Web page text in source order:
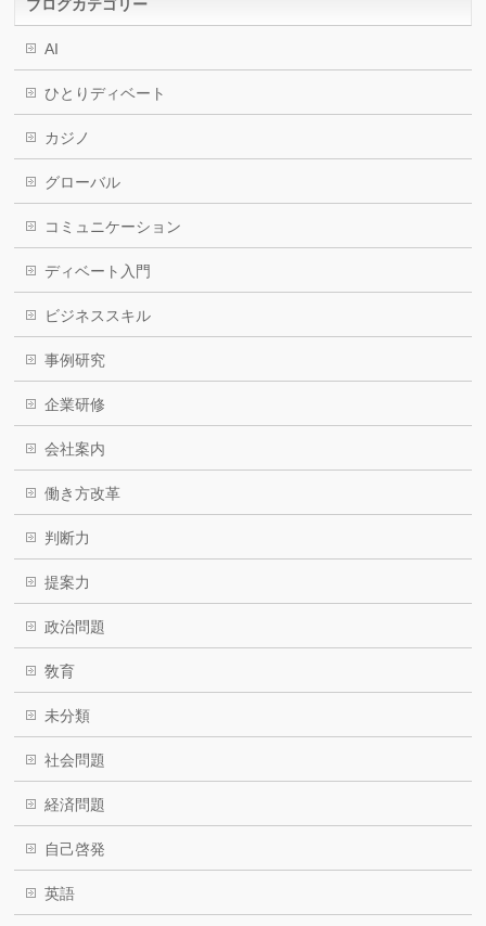
ブログカテゴリー
AI
ひとりディベート
カジノ
グローバル
コミュニケーション
ディベート入門
ビジネススキル
事例研究
企業研修
会社案内
働き方改革
判断力
提案力
政治問題
敎育
未分類
社会問題
経済問題
自己啓発
英語